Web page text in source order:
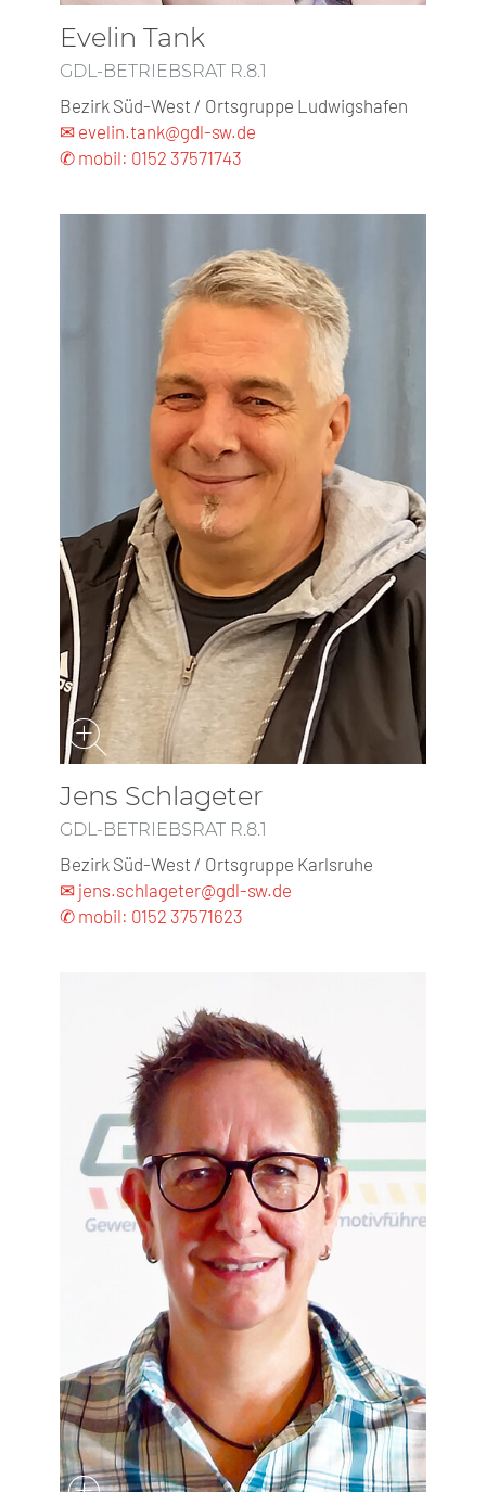
Evelin Tank
GDL-BETRIEBSRAT R.8.1
Bezirk Süd-West / Ortsgruppe Ludwigshafen
✉ evelin.tank@gdl-sw.de
✆ mobil: 0152 37571743
Jens Schlageter
GDL-BETRIEBSRAT R.8.1
Bezirk Süd-West / Ortsgruppe Karlsruhe
✉ jens.schlageter@gdl-sw.de
✆ mobil: 0152 37571623